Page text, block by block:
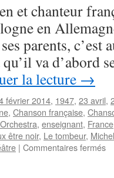
et chanteur
en
parents, c’est
va d’abord
la lecture →
février 2014, 1947, 23 avril,
, Chanson française,
, enseignant, France
être noir, Le tombeur,
| Commentaires fermés